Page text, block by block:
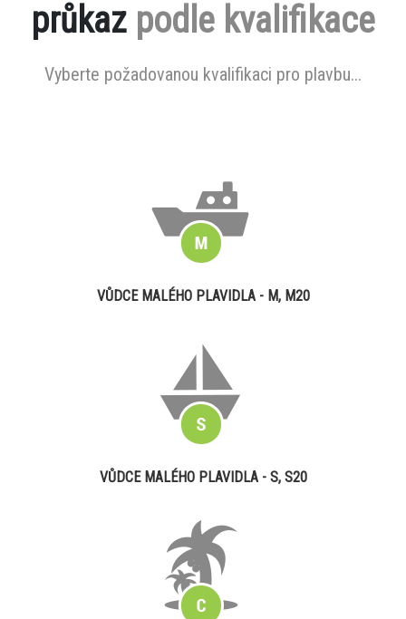
průkaz podle kvalifikace
Vyberte požadovanou kvalifikaci pro plavbu...
VŮDCE MALÉHO PLAVIDLA - M, M20
VŮDCE MALÉHO PLAVIDLA - S, S20